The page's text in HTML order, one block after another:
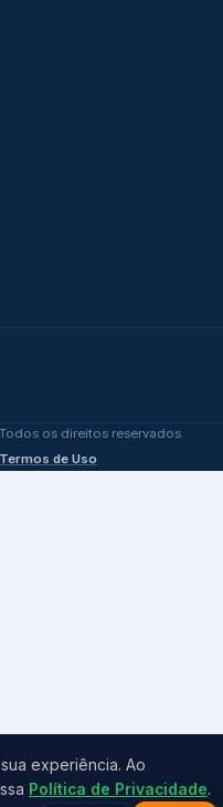
os direitos reservados.
Termos de Uso
experiência. Ao
Política de Privacidade.